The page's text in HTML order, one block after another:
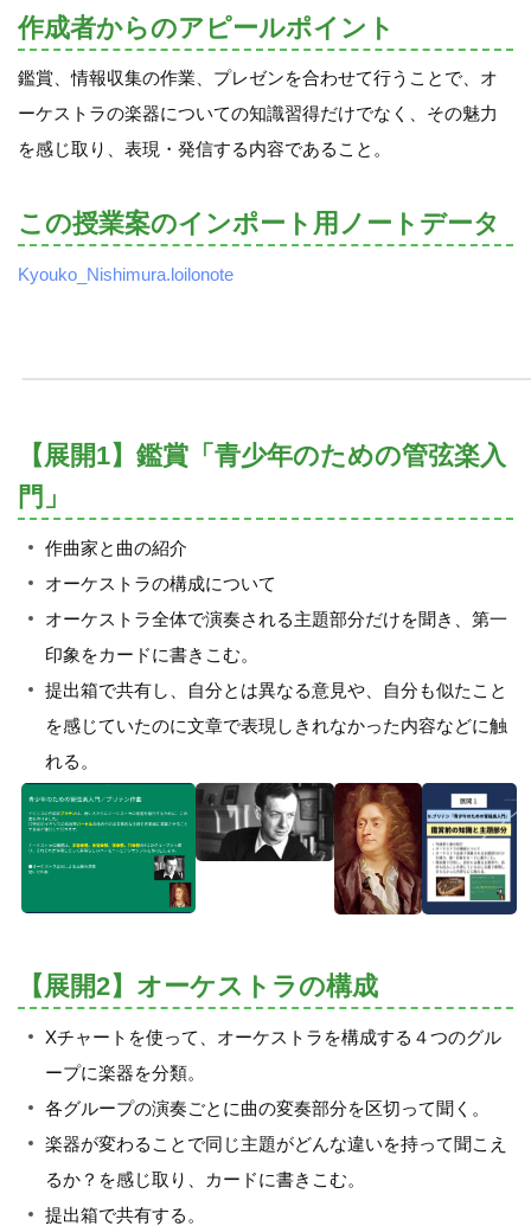
作成者からのアピールポイント
鑑賞、情報収集の作業、プレゼンを合わせて行うことで、オ
ーケストラの楽器についての知識習得だけでなく、その魅力
を感じ取り、表現・発信する内容であること。
この授業案のインポート用ノートデータ
Kyouko_Nishimura.loilonote
【展開1】鑑賞「青少年のための管弦楽入
門」
作曲家と曲の紹介
オーケストラの構成について
オーケストラ全体で演奏される主題部分だけを聞き、第一
印象をカードに書きこむ。
提出箱で共有し、自分とは異なる意見や、自分も似たこと
を感じていたのに文章で表現しきれなかった内容などに触
れる。
【展開2】オーケストラの構成
Xチャートを使って、オーケストラを構成する４つのグル
ープに楽器を分類。
各グループの演奏ごとに曲の変奏部分を区切って聞く。
楽器が変わることで同じ主題がどんな違いを持って聞こえ
るか？を感じ取り、カードに書きこむ。
提出箱で共有する。